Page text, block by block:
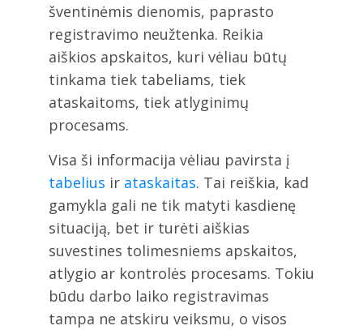
šventinėmis dienomis, paprasto
registravimo neužtenka. Reikia
aiškios apskaitos, kuri vėliau būtų
tinkama tiek tabeliams, tiek
ataskaitoms, tiek atlyginimų
procesams.
Visa ši informacija vėliau pavirsta į
tabelius ir ataskaitas. Tai reiškia, kad
gamykla gali ne tik matyti kasdienę
situaciją, bet ir turėti aiškias
suvestines tolimesniems apskaitos,
atlygio ar kontrolės procesams. Tokiu
būdu darbo laiko registravimas
tampa ne atskiru veiksmu, o visos